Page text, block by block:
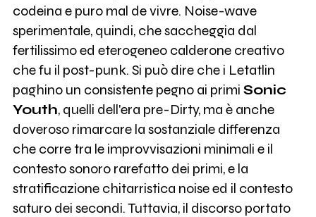
codeina e puro mal de vivre. Noise-wave
sperimentale, quindi, che saccheggia dal
fertilissimo ed eterogeneo calderone creativo
che fu il post-punk. Si può dire che i Letatlin
paghino un consistente pegno ai primi Sonic
Youth, quelli dell'era pre-Dirty, ma è anche
doveroso rimarcare la sostanziale differenza
che corre tra le improvvisazioni minimali e il
contesto sonoro rarefatto dei primi, e la
stratificazione chitarristica noise ed il contesto
saturo dei secondi. Tuttavia, il discorso portato